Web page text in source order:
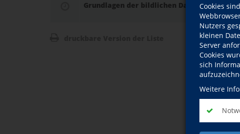
Cookies
Nutzers
kleinen
Server
Cookies
sich
Weitere
Grundlagen der bildlichen Darstellung